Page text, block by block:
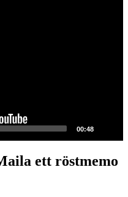
00:48
ett röstmemo